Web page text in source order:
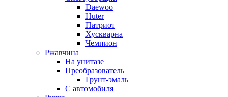
Daewoo
Huter
Патриот
Хускварна
Чемпион
Ржавчина
На унитазе
Преобразователь
Грунт-эмаль
С автомобиля